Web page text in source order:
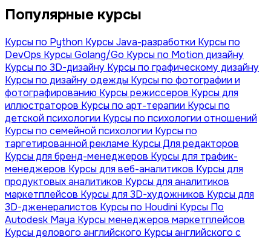
Популярные курсы
Курсы по Python Курсы Java-разработки Курсы по
DevOps Курсы Golang/Go Курсы по Motion дизайну
Курсы по 3D-дизайну Курсы по графическому дизайну
Курсы по дизайну одежды Курсы по фотографии и
фотографированию Курсы режиссеров Курсы для
иллюстраторов Курсы по арт-терапии Курсы по
детской психологии Курсы по психологии отношений
Курсы по семейной психологии Курсы по
таргетированной рекламе Курсы Для редакторов
Курсы для бренд-менеджеров Курсы для трафик-
менеджеров Курсы для веб-аналитиков Курсы для
продуктовых аналитиков Курсы для аналитиков
маркетплейсов Курсы для 3D-художников Курсы для
3D-дженералистов Курсы по Houdini Курсы По
Autodesk Maya Курсы менеджеров маркетплейсов
Курсы делового английского Курсы английского с